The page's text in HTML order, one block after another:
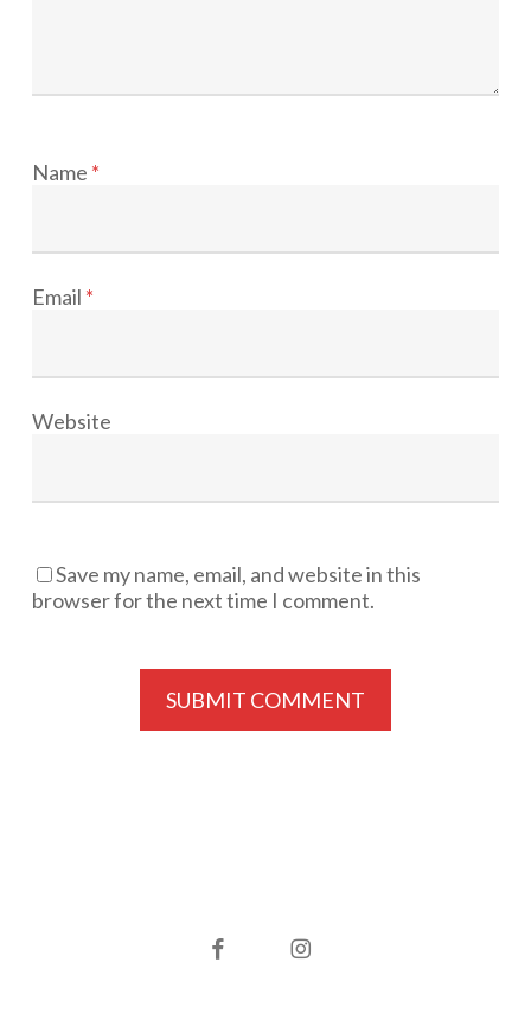
Name *
Email *
Website
Save my name, email, and website in this
browser for the next time I comment.